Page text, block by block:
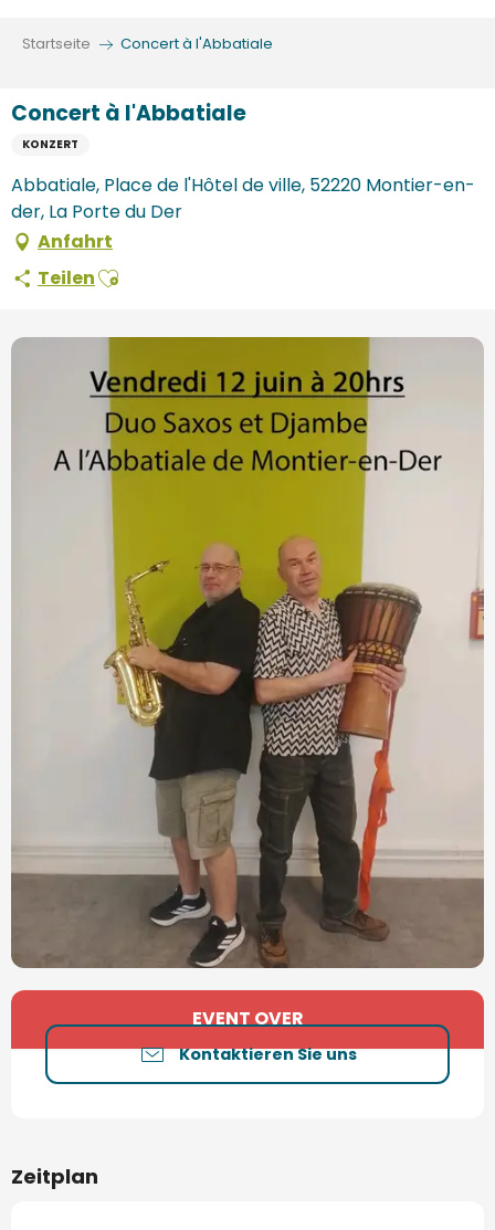
Startseite Concert à l'Abbatiale
Concert à l'Abbatiale
KONZERT
Abbatiale, Place de l'Hôtel de ville, 52220 Montier-en-
der, La Porte du Der
Anfahrt
TeilenAjouter aux favoris
Öffnungszeiten & Kontaktdaten
EVENT OVER
Kontaktieren Sie uns
Zeitplan